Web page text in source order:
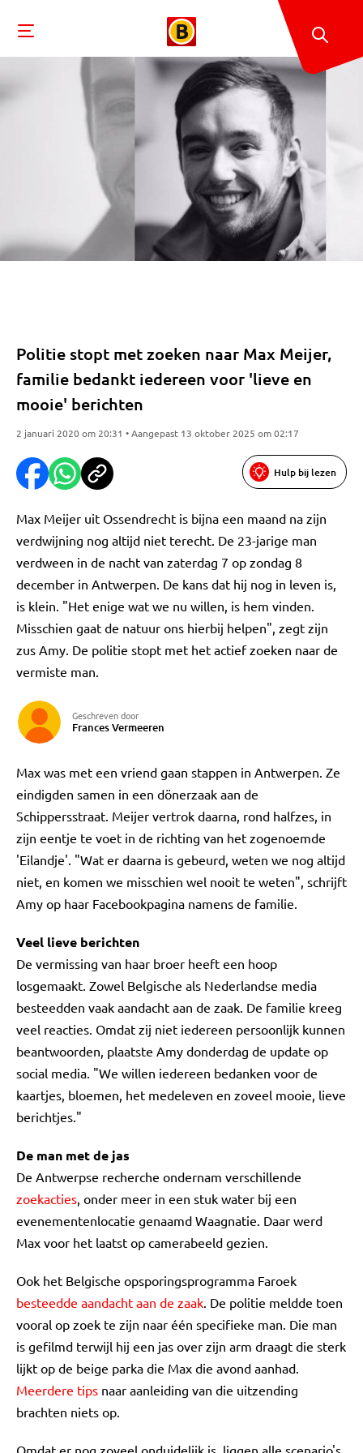
Politie stopt met zoeken naar Max Meijer,
familie bedankt iedereen voor 'lieve en
mooie' berichten
2 januari 2020 om 20:31 • Aangepast 13 oktober 2025 om 02:17
Hulp bij lezen
Max Meijer uit Ossendrecht is bijna een maand na zijn
verdwijning nog altijd niet terecht. De 23-jarige man
verdween in de nacht van zaterdag 7 op zondag 8
december in Antwerpen. De kans dat hij nog in leven is,
is klein. "Het enige wat we nu willen, is hem vinden.
Misschien gaat de natuur ons hierbij helpen", zegt zijn
zus Amy. De politie stopt met het actief zoeken naar de
vermiste man.
Geschreven door
Frances Vermeeren
Max was met een vriend gaan stappen in Antwerpen. Ze
eindigden samen in een dönerzaak aan de
Schippersstraat. Meijer vertrok daarna, rond halfzes, in
zijn eentje te voet in de richting van het zogenoemde
'Eilandje'. "Wat er daarna is gebeurd, weten we nog altijd
niet, en komen we misschien wel nooit te weten", schrijft
Amy op haar Facebookpagina namens de familie.
Veel lieve berichten
De vermissing van haar broer heeft een hoop
losgemaakt. Zowel Belgische als Nederlandse media
besteedden vaak aandacht aan de zaak. De familie kreeg
veel reacties. Omdat zij niet iedereen persoonlijk kunnen
beantwoorden, plaatste Amy donderdag de update op
social media. "We willen iedereen bedanken voor de
kaartjes, bloemen, het medeleven en zoveel mooie, lieve
berichtjes."
De man met de jas
De Antwerpse recherche ondernam verschillende
zoekacties, onder meer in een stuk water bij een
evenementenlocatie genaamd Waagnatie. Daar werd
Max voor het laatst op camerabeeld gezien.
Ook het Belgische opsporingsprogramma Faroek
besteedde aandacht aan de zaak. De politie meldde toen
vooral op zoek te zijn naar één specifieke man. Die man
is gefilmd terwijl hij een jas over zijn arm draagt die sterk
lijkt op de beige parka die Max die avond aanhad.
Meerdere tips naar aanleiding van die uitzending
brachten niets op.
Omdat er nog zoveel onduidelijk is, liggen alle scenario's